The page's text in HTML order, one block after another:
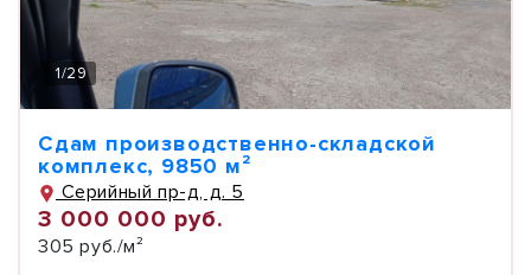
1/29
Сдам производственно-складской
комплекс, 9850 м²
Серийный пр-д, д. 5
3 000 000 руб.
305 руб./м²